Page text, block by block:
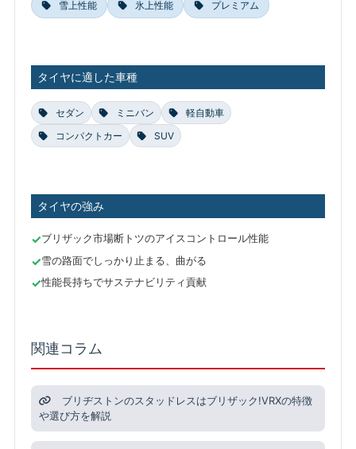
雪上性能 氷上性能 プレミアム
タイヤに適した車種
セダン ミニバン
軽自動車
コンパクトカー
SUV
タイヤの強み
ブリザック市場断トツのアイスコントロール性能
雪の路面でしっかり止まる、曲がる
性能長持ちでサステナビリティ貢献
関連コラム
ブリヂストンのスタッドレスはブリザック!VRXの特徴
や選び方を解説